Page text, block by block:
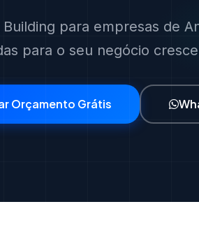
para empresas de
para o seu negócio
Orçamento Grátis